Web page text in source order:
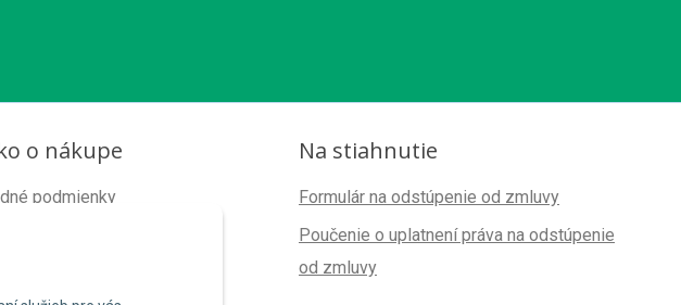
o nákupe
podmienky
Na stiahnutie
Formulár na odstúpenie od zmluvy
Poučenie o uplatnení práva na odstúpenie
od zmluvy